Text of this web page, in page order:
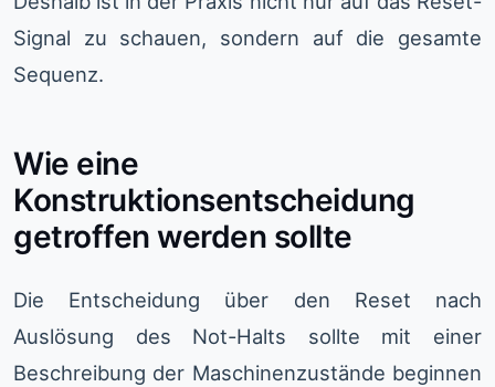
Signal zu schauen, sondern auf die gesamte
Sequenz.
Wie eine
Konstruktionsentscheidung
getroffen werden sollte
Die Entscheidung über den Reset nach
Auslösung des Not-Halts sollte mit einer
Beschreibung der Maschinenzustände beginnen